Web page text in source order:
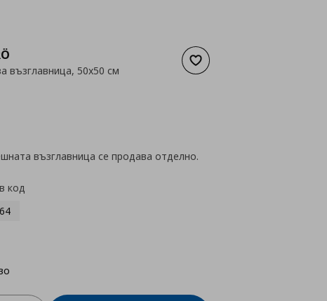
Добави към списъка с
възглавница, 50x50 см
възглавница се продава отделно.
код